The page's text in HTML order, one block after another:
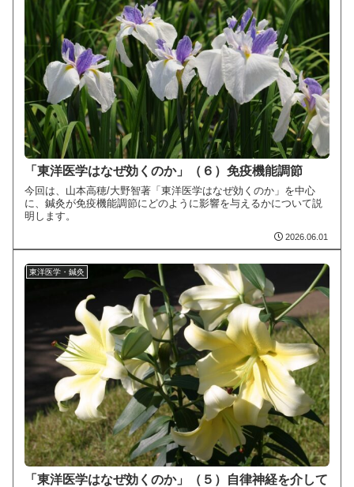
「東洋医学はなぜ効くのか」（６）免疫機能調節
今回は、山本高穂/大野智著「東洋医学はなぜ効くのか」を中心
に、鍼灸が免疫機能調節にどのように影響を与えるかについて説
明します。
2026.06.01
東洋医学・鍼灸
「東洋医学はなぜ効くのか」（５）自律神経を介して